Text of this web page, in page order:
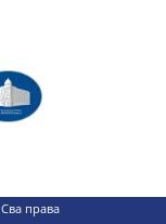
права